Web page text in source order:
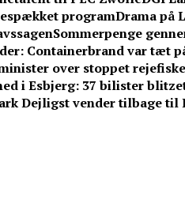
programDrama på
Sommerpenge
Containerbrand var tæt
over stoppet
i Esbjerg: 37 bilister
Dejligst vender tilbage til